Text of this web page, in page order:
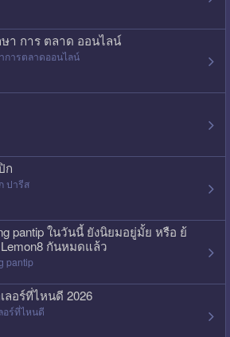
า การ ตลาด ออนไลน์
การตลาดออนไลน์
ก
ปารีส
pantip ในวันนี้ ยังนิยมอยู่มั้ย หรือ ย้
กันหมดแล้ว
pantip
ลอร์ที่ไหนดี 2026
อร์ที่ไหนดี